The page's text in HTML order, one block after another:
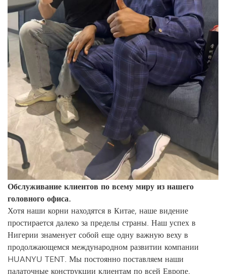
Обслуживание клиентов по всему миру из нашего
головного офиса.
Хотя наши корни находятся в Китае, наше видение
простирается далеко за пределы страны. Наш успех в
Нигерии знаменует собой еще одну важную веху в
продолжающемся международном развитии компании
HUANYU TENT. Мы постоянно поставляем наши
палаточные конструкции клиентам по всей Европе,